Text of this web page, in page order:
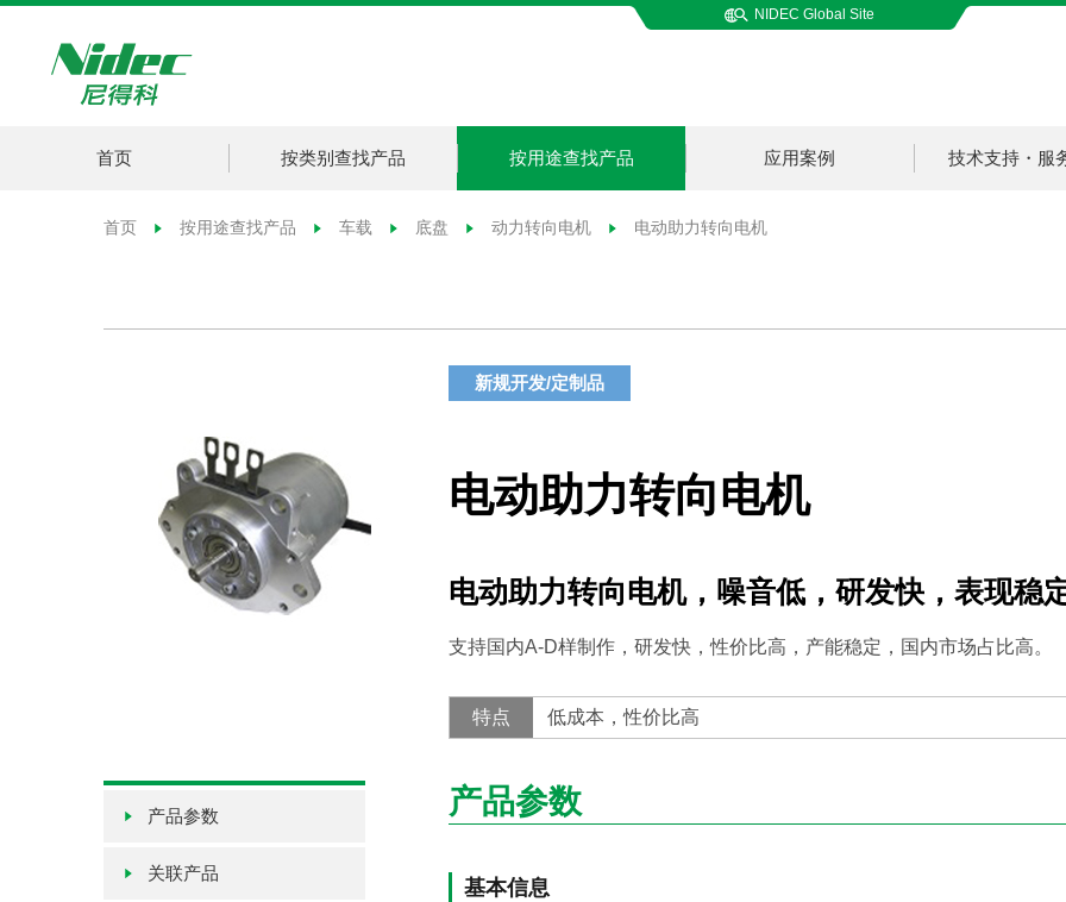
NIDEC Global Site
首页 按类别查找产品 按用途查找产品 应用案例 技术支持・服
首页 按用途查找产品 车载 底盘 动力转向电机 电动助力转向电机
新规开发/定制品
电动助力转向电机
电动助力转向电机，噪音低，研发快，表现稳
支持国内A-D样制作，研发快，性价比高，产能稳定，国内市场占比高。
特点 低成本，性价比高
产品参数
关联产品
产品参数
基本信息